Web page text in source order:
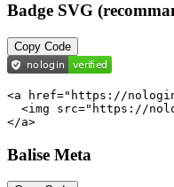
Badge SVG
Copy Code
<a href="https://
<img src="https://
</a>
Balise Meta